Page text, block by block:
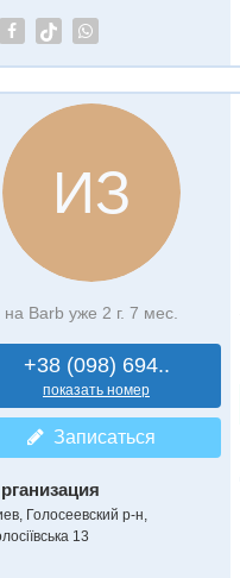
ИЗ
на Barb уже 2 г. 7 мес.
+38 (098) 694..
показать номер
Записаться
Голосеевский р-н,
13